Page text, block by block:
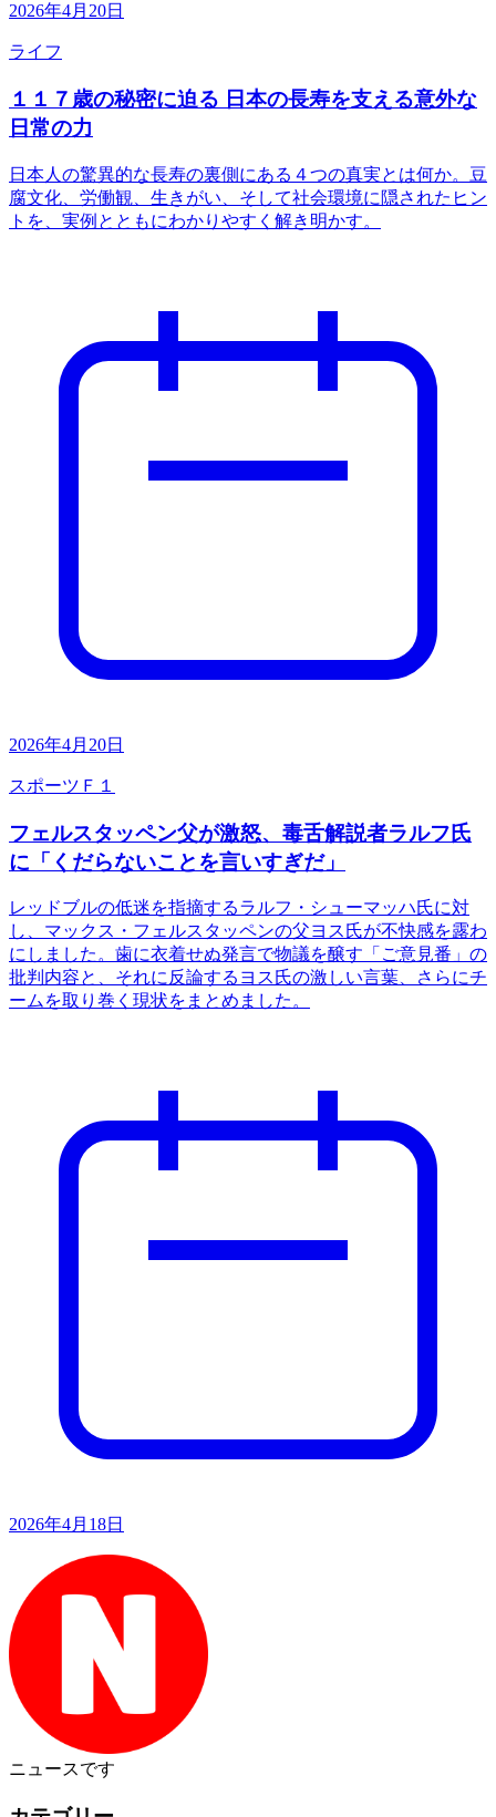
2026年4月20日
ライフ
１１７歳の秘密に迫る 日本の長寿を支える意外な
日常の力
日本人の驚異的な長寿の裏側にある４つの真実とは何か。豆
腐文化、労働観、生きがい、そして社会環境に隠されたヒン
トを、実例とともにわかりやすく解き明かす。
2026年4月20日
スポーツ Ｆ１
フェルスタッペン父が激怒、毒舌解説者ラルフ氏
に「くだらないことを言いすぎだ」
レッドブルの低迷を指摘するラルフ・シューマッハ氏に対
し、マックス・フェルスタッペンの父ヨス氏が不快感を露わ
にしました。歯に衣着せぬ発言で物議を醸す「ご意見番」の
批判内容と、それに反論するヨス氏の激しい言葉、さらにチ
ームを取り巻く現状をまとめました。
2026年4月18日
ニュースです